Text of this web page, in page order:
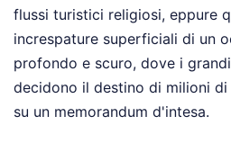
flussi turistici religiosi, eppure
increspature superficiali di un
profondo e scuro, dove i
decidono il destino di milioni
su un memorandum d'intesa.